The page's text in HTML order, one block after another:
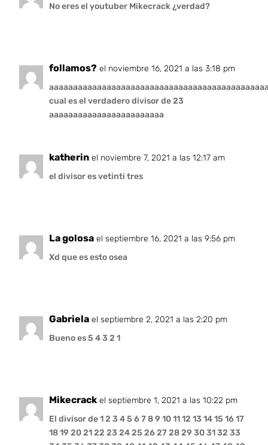
No eres el youtuber Mikecrack ¿verdad?
follamos? el noviembre 16, 2021 a las 3:18 pm
cual es el verdadero divisor de 23
aaaaaaaaaaaaaaaaaaaaaaaa
katherin el noviembre 7, 2021 a las 12:17 am
el divisor es vetinti tres
La golosa el septiembre 16, 2021 a las 9:56 pm
Xd que es esto osea️️
Gabriela el septiembre 2, 2021 a las 2:20 pm
Bueno es 5 4 3 2 1
Mikecrack el septiembre 1, 2021 a las 10:22 pm
El divisor de 1 2 3 4 5 6 7 8 9 10 11 12 13 14 15 16 17
18 19 20 21 22 23 24 25 26 27 28 29 30 31 32 33